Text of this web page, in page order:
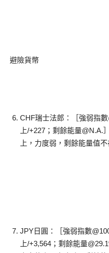
避險貨幣
CHF瑞士法郎：［強弱指
上/+227；剩餘能量@N.A.
上，力度弱，剩餘能量值
JPY日圓：［強弱指數
上/+3,564；剩餘能量